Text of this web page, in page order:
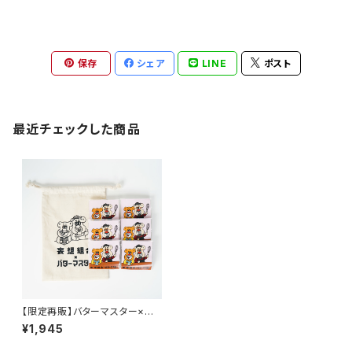
保存 シェア LINE ポスト
最近チェックした商品
【限定再販】バターマスター×妄
想組合 フィナンシェ
¥1,945